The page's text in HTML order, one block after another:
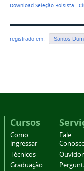
Download Seleção Bolsista -
registrado em: Santos
Cursos
Como
ingressar
Técnicos
Graduação
Fale
Conosco